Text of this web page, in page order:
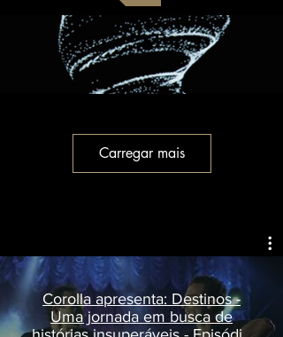
Carregar mais
Corolla apresenta: Destinos -
Uma jornada em busca de